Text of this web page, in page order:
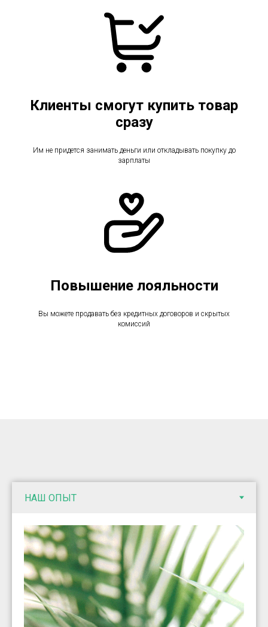
Клиенты смогут купить товар
сразу
Им не придется занимать деньги или откладывать покупку до
зарплаты
Повышение лояльности
Вы можете продавать без кредитных договоров и скрытых
комиссий